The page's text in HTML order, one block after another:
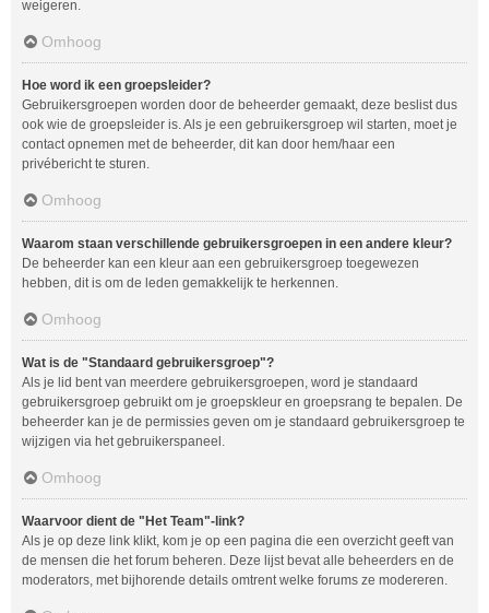
weigeren.
Omhoog
Hoe word ik een groepsleider?
Gebruikersgroepen worden door de beheerder gemaakt, deze beslist dus
ook wie de groepsleider is. Als je een gebruikersgroep wil starten, moet je
contact opnemen met de beheerder, dit kan door hem/haar een
privébericht te sturen.
Omhoog
Waarom staan verschillende gebruikersgroepen in een andere kleur?
De beheerder kan een kleur aan een gebruikersgroep toegewezen
hebben, dit is om de leden gemakkelijk te herkennen.
Omhoog
Wat is de "Standaard gebruikersgroep"?
Als je lid bent van meerdere gebruikersgroepen, word je standaard
gebruikersgroep gebruikt om je groepskleur en groepsrang te bepalen. De
beheerder kan je de permissies geven om je standaard gebruikersgroep te
wijzigen via het gebruikerspaneel.
Omhoog
Waarvoor dient de "Het Team"-link?
Als je op deze link klikt, kom je op een pagina die een overzicht geeft van
de mensen die het forum beheren. Deze lijst bevat alle beheerders en de
moderators, met bijhorende details omtrent welke forums ze modereren.